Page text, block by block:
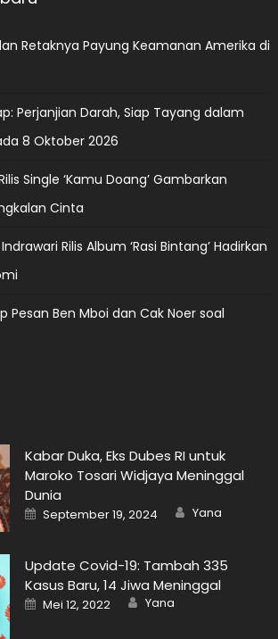
Retaknya Payung Keamanan Amerika di
Perjanjian Darah, Siap Tayang dalam
8 Oktober 2026
Single ‘Kamu Doang’ Gambarkan
Cinta
Rilis Album ‘Rasi Bintang’ Hadirkan
Pesan Ben Mboi dan Cak Noer soal
Kabar Duka, Eks Dubes RI untuk
Maroko Tosari Widjaya Meninggal
Dunia
Posted
on
September 19, 2024 Author
Yana
Update Covid-19: Tambah 335
Kasus Baru, 14 Jiwa Meninggal
Posted
on
Mei 12, 2022 Author
Yana